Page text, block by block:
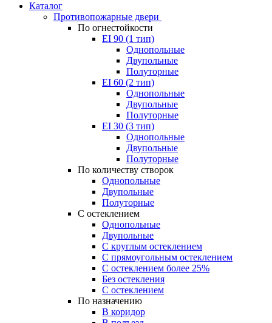
Каталог
Противопожарные двери
По огнестойкости
EI 90 (1 тип)
Однопольные
Двупольные
Полуторные
EI 60 (2 тип)
Однопольные
Двупольные
Полуторные
EI 30 (3 тип)
Однопольные
Двупольные
Полуторные
По количеству створок
Однопольные
Двупольные
Полуторные
С остеклением
Однопольные
Двупольные
С круглым остеклением
С прямоугольным остеклением
С остеклением более 25%
Без остекления
С остеклением
По назначению
В коридор